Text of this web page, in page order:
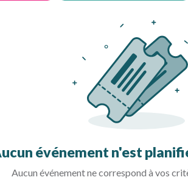
événement n'est
Aucun événement ne correspond à vos